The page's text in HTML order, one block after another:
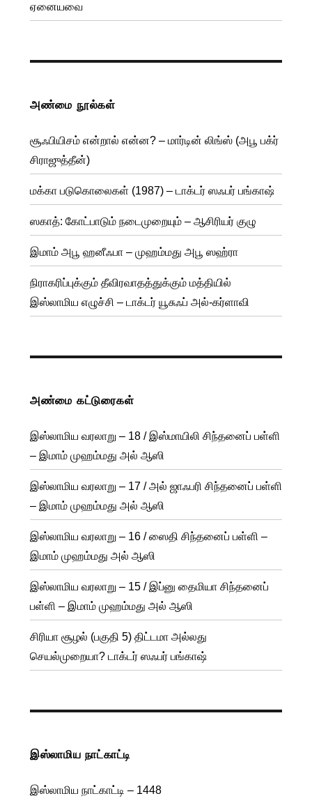
ஏனையவை
அண்மை நூல்கள்
சூஃபியிசம் என்றால் என்ன? – மார்டின் லிங்ஸ் (அபூ பக்ர்
சிராஜுத்தீன்)
மக்கா படுகொலைகள் (1987) – டாக்டர் ஸஃபர் பங்காஷ்
ஸகாத்: கோட்பாடும் நடைமுறையும் – ஆசிரியர் குழு
இமாம் அபூ ஹனீஃபா – முஹம்மது அபூ ஸஹ்ரா
நிராகரிப்புக்கும் தீவிரவாதத்துக்கும் மத்தியில்
இஸ்லாமிய எழுச்சி – டாக்டர் யூசுஃப் அல்-கர்ளாவி
அண்மை கட்டுரைகள்
இஸ்லாமிய வரலாறு – 18 / இஸ்மாயிலி சிந்தனைப் பள்ளி
– இமாம் முஹம்மது அல் ஆஸி
இஸ்லாமிய வரலாறு – 17 / அல் ஜாஃபரி சிந்தனைப் பள்ளி
– இமாம் முஹம்மது அல் ஆஸி
இஸ்லாமிய வரலாறு – 16 / ஸைதி சிந்தனைப் பள்ளி –
இமாம் முஹம்மது அல் ஆஸி
இஸ்லாமிய வரலாறு – 15 / இப்னு தைமியா சிந்தனைப்
பள்ளி – இமாம் முஹம்மது அல் ஆஸி
சிரியா சூழல் (பகுதி 5) திட்டமா அல்லது
செயல்முறையா? டாக்டர் ஸஃபர் பங்காஷ்
இஸ்லாமிய நாட்காட்டி
இஸ்லாமிய நாட்காட்டி – 1448